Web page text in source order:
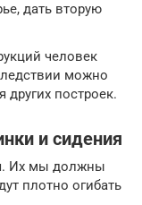
дать вторую
человек
можно
других построек.
и сидения
Их мы должны
плотно огибать